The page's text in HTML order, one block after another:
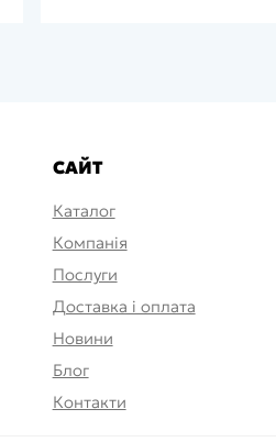
САЙТ
Каталог
Компанія
Послуги
Доставка і оплата
Новини
Блог
Контакти